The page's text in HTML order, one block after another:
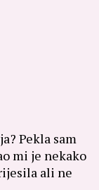
Pekla sam
mi je nekako
ali ne